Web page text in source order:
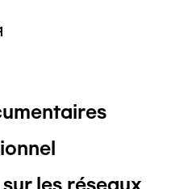
les réseaux